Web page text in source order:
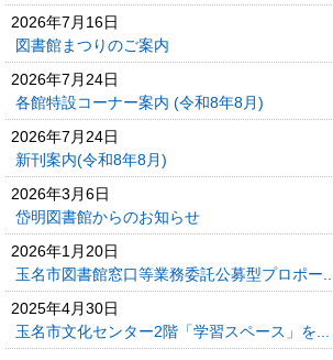
2026年7月16日
図書館まつりのご案内
2026年7月24日
各館特設コーナー案内 (令和8年8月)
2026年7月24日
新刊案内(令和8年8月)
2026年3月6日
岱明図書館からのお知らせ
2026年1月20日
玉名市図書館窓口等業務委託公募型プロポー...
2025年4月30日
玉名市文化センター2階「学習スペース」を...